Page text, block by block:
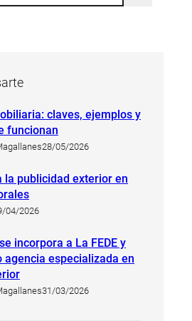
claves, ejemplos y
funcionan
28/05/2026
la publicidad exterior en
04/2026
incorpora a La FEDE y
agencia especializada en
31/03/2026